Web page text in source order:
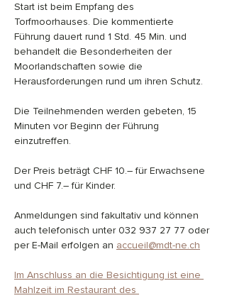
Start ist beim Empfang des
Torfmoorhauses. Die kommentierte
Führung dauert rund 1 Std. 45 Min. und
behandelt die Besonderheiten der
Moorlandschaften sowie die
Herausforderungen rund um ihren Schutz.
Die Teilnehmenden werden gebeten, 15
Minuten vor Beginn der Führung
einzutreffen.
Der Preis beträgt CHF 10.– für Erwachsene
und CHF 7.– für Kinder.
Anmeldungen sind fakultativ und können
auch telefonisch unter 032 937 27 77 oder
per E-Mail erfolgen an accueil@mdt-ne.ch
Im Anschluss an die Besichtigung ist eine
Mahlzeit im Restaurant des